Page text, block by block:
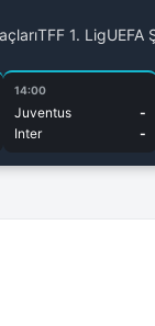
TFF 1. LigUEFA
14:00
Juventus
-
Inter
-